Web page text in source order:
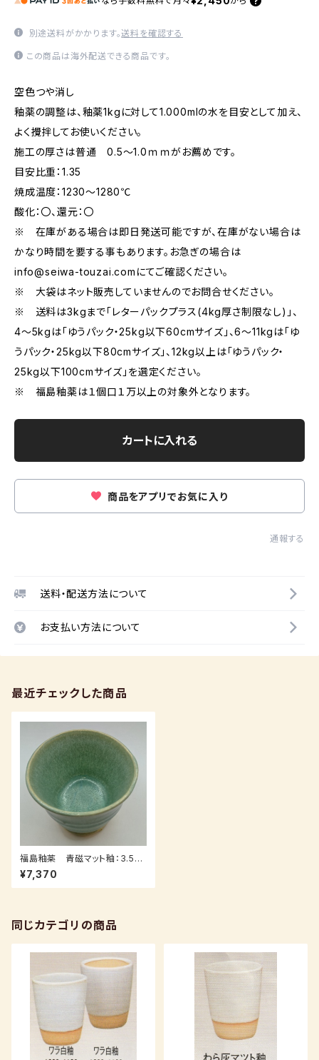
別途送料がかかります。送料を確認する
この商品は海外配送できる商品です。
空色つや消し
釉薬の調整は、釉薬1kgに対して1.000mlの水を目安として加え、
よく攪拌してお使いください。
施工の厚さは普通 0.5～1.0ｍｍがお薦めです。
目安比重：1.35
焼成温度：1230～1280℃
酸化：〇、還元：〇
※ 在庫がある場合は即日発送可能ですが、在庫がない場合は
かなり時間を要する事もあります。お急ぎの場合は
info@seiwa-touzai.com にてご確認ください。
※ 大袋はネット販売していませんのでお問合せください。
※ 送料は3kgまで「レターパックプラス(4kg厚さ制限なし)」、
4～5kgは「ゆうパック・25kg以下60cmサイズ」、6～11kgは「ゆ
うパック・25kg以下80cmサイズ」、12kg以上は「ゆうパック・
25kg以下100cmサイズ」を選定ください。
※ 福島釉薬は１個口１万以上の対象外となります。
カートに入れる
商品をアプリでお気に入り
通報する
送料・配送方法について
お支払い方法について
最近チェックした商品
福島釉薬 青磁マット釉：3.5k
ｇ（送料込み：レターパックプラ
ス）
¥7,370
同じカテゴリの商品